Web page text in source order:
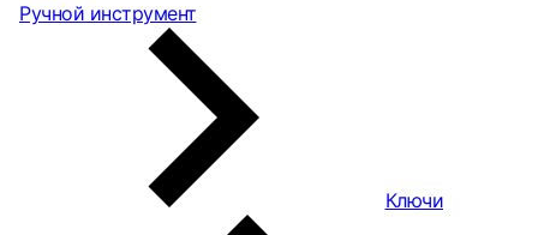
Ручной инструмент
Ключи